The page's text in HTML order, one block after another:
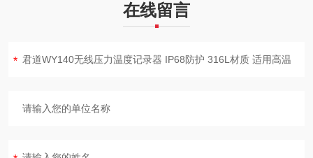
在线留言